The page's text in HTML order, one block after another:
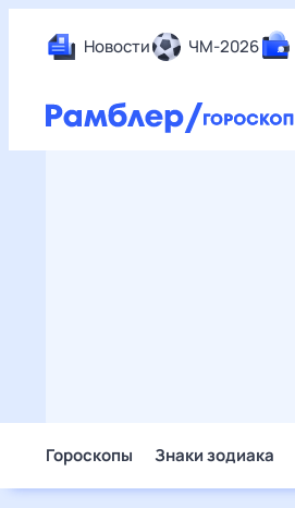
Новости ЧМ-2026
Гороскопы Знаки зодиака